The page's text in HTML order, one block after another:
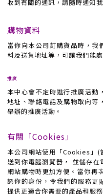
收到有關的通訊，請隨時通知
購物資料
當你向本公司訂購貨品時，我
料及送貨地址等，可讓我們能
推廣
本中心會不定時進行推廣活動
地址、聯絡電話及購物取向等
舉辦的推廣活動。
有關「Cookies」
本公司網站使用 「Cookies」 (
送到你電腦瀏覽器， 並儲存
網站購物時更加方便。當你再
認你的身份，令我們的服務更
提供更適合你需要的產品和服務